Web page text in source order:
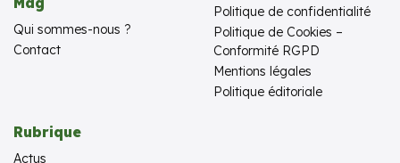
Qui sommes-nous ?
Contact
Politique de confidentialité
Politique de Cookies –
Conformité RGPD
Mentions légales
Politique éditoriale
Rubrique
Actus